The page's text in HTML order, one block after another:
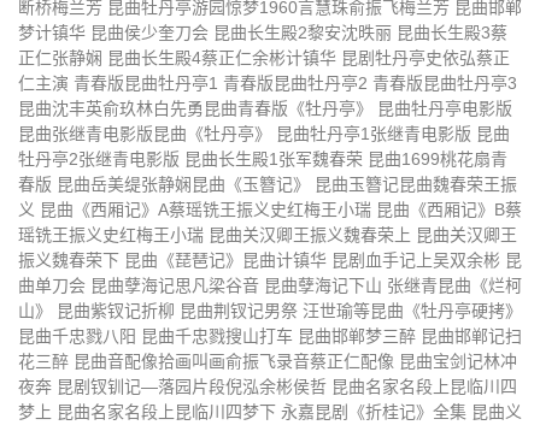
计镇华张铭荣张静娴梁谷音昆曲
《琵琶记》
沈昳丽张军昆剧《牡丹亭》
王芳黄小午吴双钱振荣汤迟荪昆剧
《西施》
昆曲《艳云亭痴诉点香》
《钗钏记相约讨钗》昆曲浙江永嘉
昆剧院
上海昆曲团《玉簪记偷诗催试秋
江》
青春版昆曲《牡丹亭》第一百场演
出中
青春版昆曲《牡丹亭》第一百场演
出下
昆曲侯少奎梁谷音张寄蝶音配像
《打虎游街》《戏叔别兄》
昆曲蔡正仁张静娴《评雪辨踪》
昆曲蔡正仁《红梨记亭会》 昆曲李胜素《牡丹亭游园》
昆曲华文漪岳美缇《晴雯》 昆曲蔡正仁张静娴《长生殿絮阁》
张继青《牡丹亭》昆曲电影版
张继青昆剧《朱买臣休妻烂柯山痴
梦泼水》1998
昆曲华文漪顾铁华昆曲《牡丹亭游
昆曲《牡丹亭游园惊梦》昆曲刘效
断桥梅兰芳 昆曲牡丹亭游园惊梦1960言慧珠俞振飞梅兰芳 昆曲邯郸
梦计镇华 昆曲侯少奎刀会 昆曲长生殿2黎安沈昳丽 昆曲长生殿3蔡
正仁张静娴 昆曲长生殿4蔡正仁余彬计镇华 昆剧牡丹亭史依弘蔡正
仁主演 青春版昆曲牡丹亭1 青春版昆曲牡丹亭2 青春版昆曲牡丹亭3
昆曲沈丰英俞玖林白先勇昆曲青春版《牡丹亭》 昆曲牡丹亭电影版
昆曲张继青电影版昆曲《牡丹亭》 昆曲牡丹亭1张继青电影版 昆曲
牡丹亭2张继青电影版 昆曲长生殿1张军魏春荣 昆曲1699桃花扇青
春版 昆曲岳美缇张静娴昆曲《玉簪记》 昆曲玉簪记昆曲魏春荣王振
义 昆曲《西厢记》A蔡瑶铣王振义史红梅王小瑞 昆曲《西厢记》B蔡
瑶铣王振义史红梅王小瑞 昆曲关汉卿王振义魏春荣上 昆曲关汉卿王
振义魏春荣下 昆曲《琵琶记》昆曲计镇华 昆剧血手记上吴双余彬 昆
曲单刀会 昆曲孽海记思凡梁谷音 昆曲孽海记下山 张继青昆曲《烂柯
山》 昆曲紫钗记折柳 昆曲荆钗记男祭 汪世瑜等昆曲《牡丹亭硬拷》
昆曲千忠戮八阳 昆曲千忠戮搜山打车 昆曲邯郸梦三醉 昆曲邯郸记扫
花三醉 昆曲音配像拾画叫画俞振飞录音蔡正仁配像 昆曲宝剑记林冲
夜奔 昆剧钗钏记—落园片段倪泓余彬侯哲 昆曲名家名段上昆临川四
梦上 昆曲名家名段上昆临川四梦下 永嘉昆剧《折桂记》全集 昆曲义